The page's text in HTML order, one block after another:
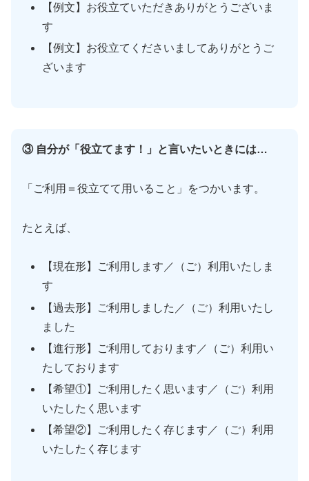
【例文】お役立ていただきありがとうございま
す
【例文】お役立てくださいましてありがとうご
ざいます
③ 自分が「役立てます！」と言いたいときには…
「ご利用＝役立てて用いること」をつかいます。
たとえば、
【現在形】ご利用します／（ご）利用いたしま
す
【過去形】ご利用しました／（ご）利用いたし
ました
【進行形】ご利用しております／（ご）利用い
たしております
【希望①】ご利用したく思います／（ご）利用
いたしたく思います
【希望②】ご利用したく存じます／（ご）利用
いたしたく存じます